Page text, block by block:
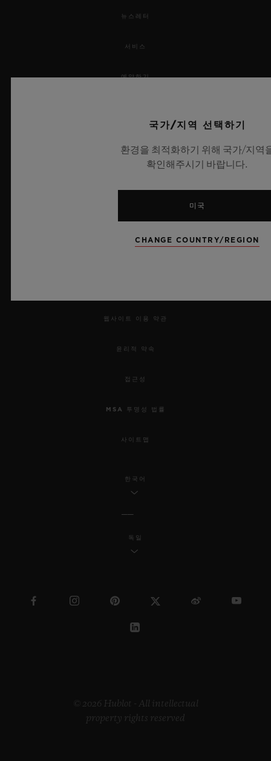
뉴스레터
서비스
예약하기
웹사이트 이용 약관
윤리적 약속
접근성
MSA 투명성 법률
사이트맵
한국어
독일
© 2026 Hublot - All intellectual
property rights reserved
국가/지역 선택하기
환경을 최적화하기 위해 국가/지역
확인해주시기 바랍니다.
미국
CHANGE COUNTRY/REGION